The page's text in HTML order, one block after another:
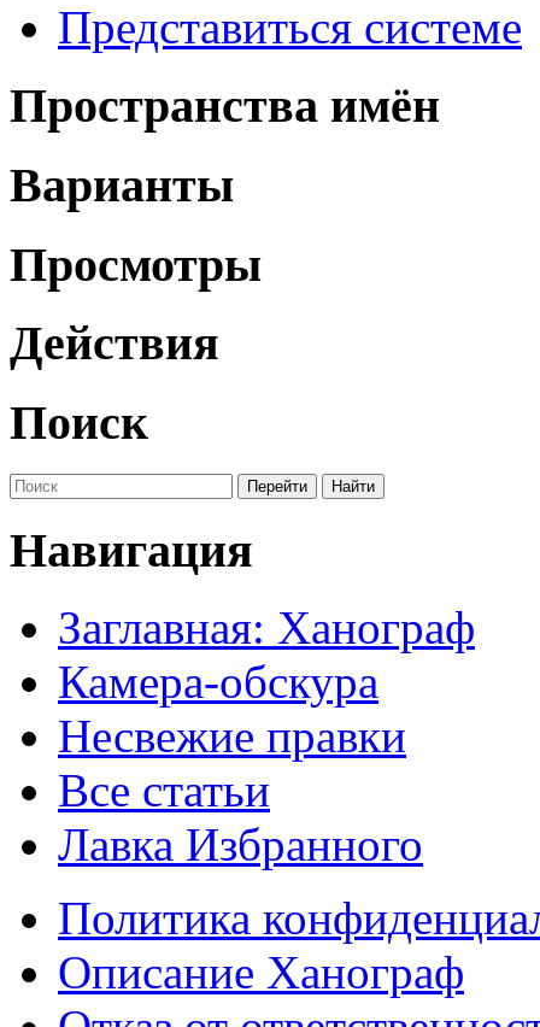
Представиться системе
Пространства имён
Варианты
Просмотры
Действия
Поиск
Навигация
Заглавная: Ханограф
Камера-обскура
Несвежие правки
Все статьи
Лавка Избранного
Политика
Описание Ханограф